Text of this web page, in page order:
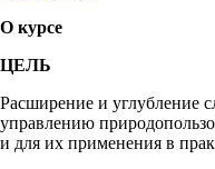
О курсе
ЦЕЛЬ
Расширение и углубление
управлению
и для их применения в